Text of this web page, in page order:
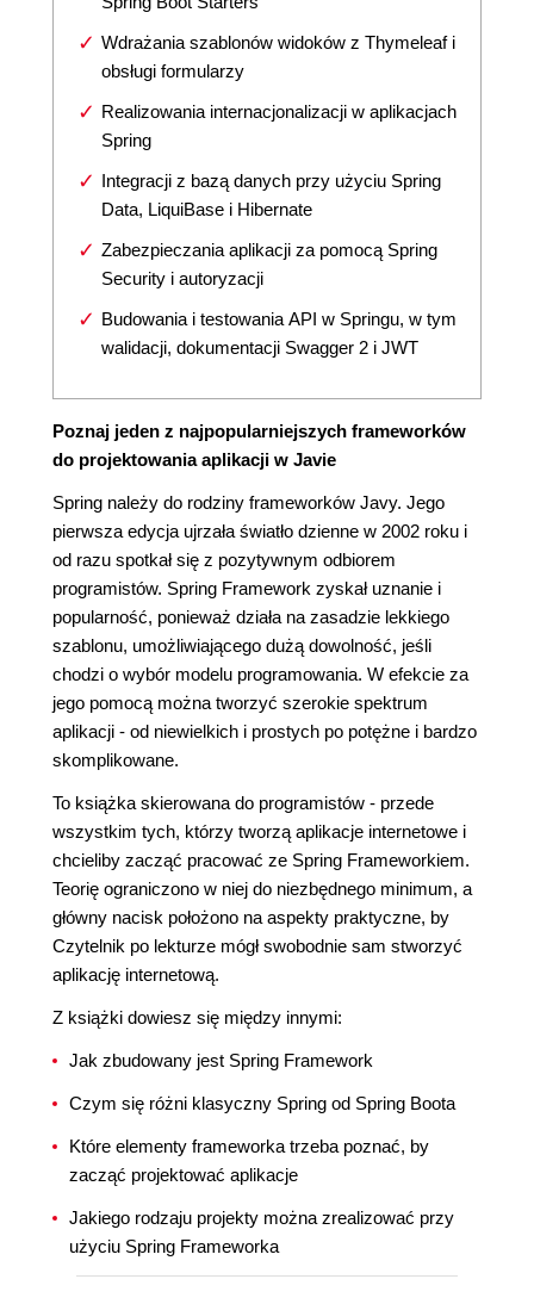
Wdrażania szablonów widoków z Thymeleaf i
obsługi formularzy
Realizowania internacjonalizacji w aplikacjach
Spring
Integracji z bazą danych przy użyciu Spring
Data, LiquiBase i Hibernate
Zabezpieczania aplikacji za pomocą Spring
Security i autoryzacji
Budowania i testowania API w Springu, w tym
walidacji, dokumentacji Swagger 2 i JWT
Poznaj jeden z najpopularniejszych frameworków
do projektowania aplikacji w Javie
Spring należy do rodziny frameworków Javy. Jego
pierwsza edycja ujrzała światło dzienne w 2002 roku i
od razu spotkał się z pozytywnym odbiorem
programistów. Spring Framework zyskał uznanie i
popularność, ponieważ działa na zasadzie lekkiego
szablonu, umożliwiającego dużą dowolność, jeśli
chodzi o wybór modelu programowania. W efekcie za
jego pomocą można tworzyć szerokie spektrum
aplikacji - od niewielkich i prostych po potężne i bardzo
skomplikowane.
To książka skierowana do programistów - przede
wszystkim tych, którzy tworzą aplikacje internetowe i
chcieliby zacząć pracować ze Spring Frameworkiem.
Teorię ograniczono w niej do niezbędnego minimum, a
główny nacisk położono na aspekty praktyczne, by
Czytelnik po lekturze mógł swobodnie sam stworzyć
aplikację internetową.
Z książki dowiesz się między innymi:
Jak zbudowany jest Spring Framework
Czym się różni klasyczny Spring od Spring Boota
Które elementy frameworka trzeba poznać, by
zacząć projektować aplikacje
Jakiego rodzaju projekty można zrealizować przy
użyciu Spring Frameworka